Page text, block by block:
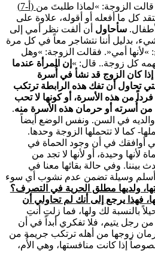
(أ-7) قالت الزوجة: »لماذا طلبتَ من
كل ما أفعله أو أقوله، علاوة على
سأحاول أن ألفت نظر أمي إلى
بدليل أننا نتشاجر معاً في كل مرة
»لأنها أمي«. فقالت الزوجة: »وهل
كل زوجة.. قال: » إن المرأة عندما
كان الزوج قد نشأ في أُسرة
تحاول أن تفك هذه الرابطة ترتكب
من هذه الأسرة، أو كونها لا تحب
من أُسرته أو حرمان هذه الأسرة منه.
والديه في السن. ونفس الوضع أيضاً
كما لا تتحملها الزوجة وحدها.
أوافقك في أن وجود الحماة في
وحيدة، أو لأنها لا تجد من
بيننا. وفي حالة بقائها معنا في
أسلم وسيلة تضمن عدم نشوب أي سوء
ولديها مطلق الحرية في التصرف؟
فهذا يرجع إلى أنك لم تحاولي أن
بالنسبة لك ولها، فما زلتِ أنتِ
رجل يتيم، فلا تفكري أبداً في أن
زوجها من أهله ترتكب جريمة من
إذا كانت منافستها، وهي الأُم،